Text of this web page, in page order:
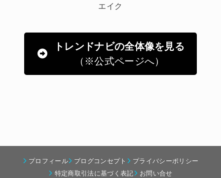
エイク
トレンドナビの全体像を見る
（※公式ページへ）
プロフィール ブログコンセプト
プライバシーポリシー
特定商取引法に基づく表記
お問い合せ